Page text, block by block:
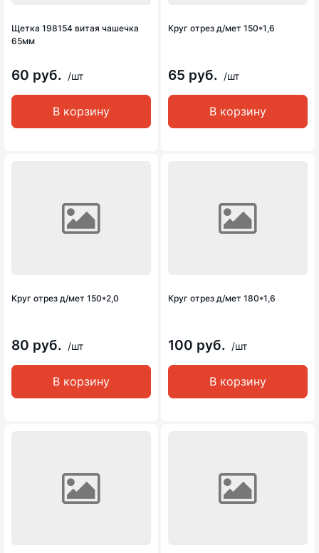
Щетка 198154 витая чашечка
65мм
60 руб. /шт
В корзину
Круг отрез д/мет 150*1,6
65 руб. /шт
В корзину
Круг отрез д/мет 150*2,0
80 руб. /шт
В корзину
Круг отрез д/мет 180*1,6
100 руб. /шт
В корзину